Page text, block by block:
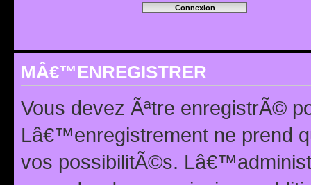
MÂ€™ENREGISTRER
Vous devez Ãªtre enregistrÃ©
Lâ€™enregistrement ne prend
vos possibilitÃ©s.